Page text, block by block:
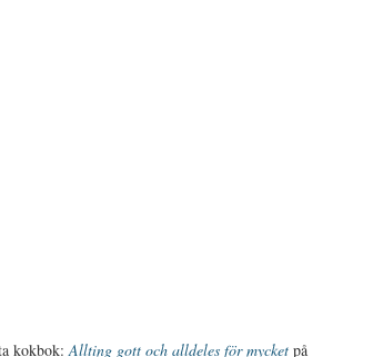
kokbok:Allting gott och alldeles för mycket på